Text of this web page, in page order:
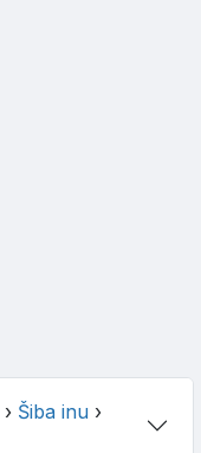
› Šiba inu ›